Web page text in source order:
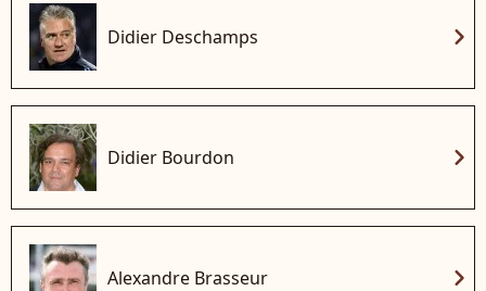
Didier Deschamps chevron_right
Didier Bourdon chevron_right
Alexandre Brasseur chevron_right